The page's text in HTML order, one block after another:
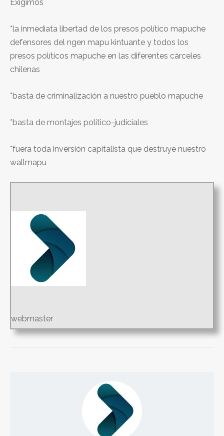
Exigimos
*la inmediata libertad de los presos político mapuche
defensores del ngen mapu kintuante y todos los
presos políticos mapuche en las diferentes cárceles
chilenas
*basta de criminalización a nuestro pueblo mapuche
*basta de montajes político-judiciales
*fuera toda inversión capitalista que destruye nuestro
wallmapu
webmaster